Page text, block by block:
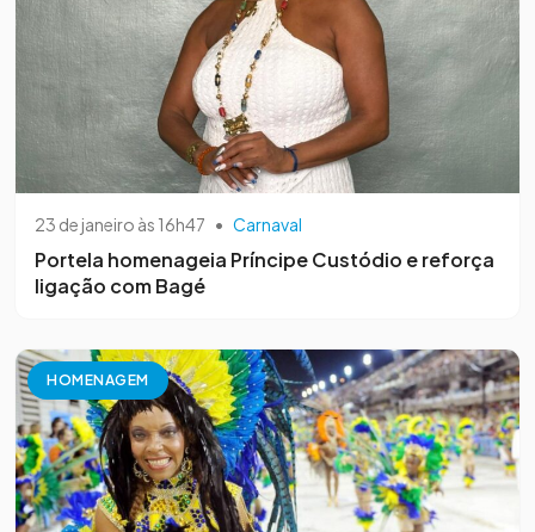
23 de janeiro às 16h47 • Carnaval
Portela homenageia Príncipe Custódio e reforça
ligação com Bagé
HOMENAGEM